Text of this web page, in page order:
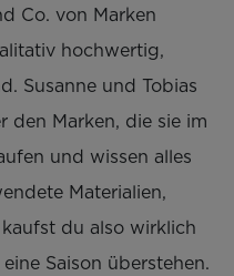
Co. von Marken
hochwertig,
Susanne und Tobias
den Marken, die sie im
und wissen alles
Materialien,
du also wirklich
Saison überstehen.